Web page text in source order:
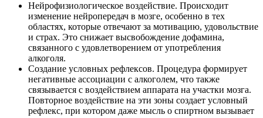
Нейрофизиологическое воздействие. Происходит
изменение нейропередач в мозге, особенно в тех
областях, которые отвечают за мотивацию, удовольствие
и страх. Это снижает высвобождение дофамина,
связанного с удовлетворением от употребления
алкоголя.
Создание условных рефлексов. Процедура формирует
негативные ассоциации с алкоголем, что также
связывается с воздействием аппарата на участки мозга.
Повторное воздействие на эти зоны создает условный
рефлекс, при котором даже мысль о спиртном вызывает